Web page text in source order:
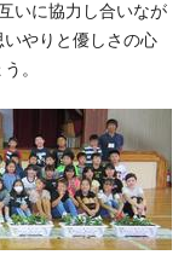
いに協力し合いなが
やりと優しさの心
。